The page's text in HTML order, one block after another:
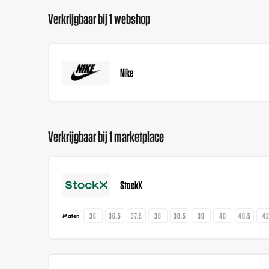
Verkrijgbaar bij 1 webshop
Nike
Verkrijgbaar bij 1 marketplace
StockX
Maten 36 36.5 37.5 38 38.5 39 40 40.5 42